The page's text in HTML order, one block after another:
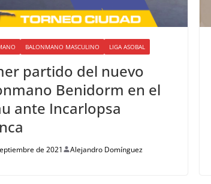
BALONMANO MASCULINO LIGA ASOBAL
partido del nuevo
Benidorm en el
ante Incarlopsa
de 2021 Alejandro Domínguez